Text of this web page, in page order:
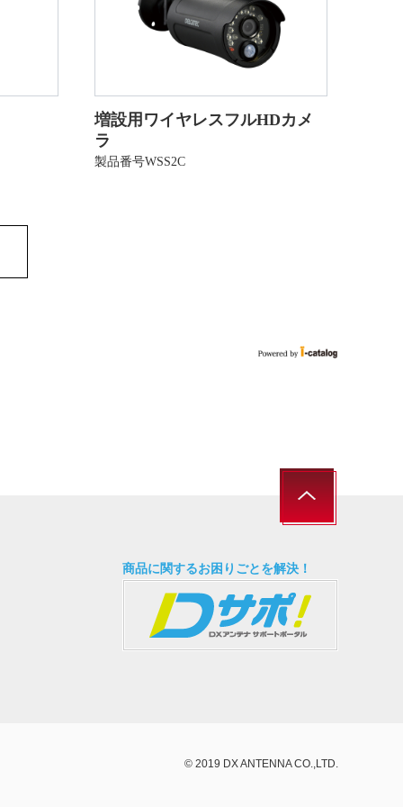
増設用ワイヤレスフルHDカメ
ラ
製品番号WSS2C
商品に関するお困りごとを解決！
© 2019 DX ANTENNA CO.,LTD.